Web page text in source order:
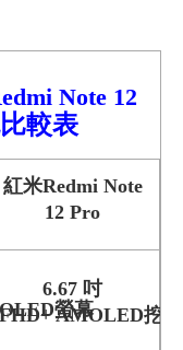
Note 12
較表
紅米Redmi Note
12 Pro
螢幕
6.67 吋
FHD+ AMOLED挖